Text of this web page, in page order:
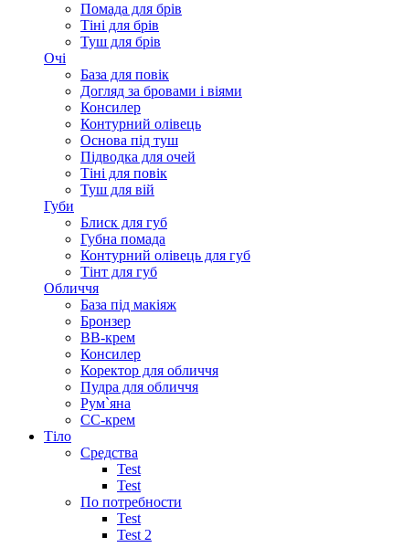
Помада для брів
Тіні для брів
Туш для брів
Очі
База для повік
Догляд за бровами і віями
Консилер
Контурний олівець
Основа під туш
Підводка для очей
Тіні для повік
Туш для вій
Губи
Блиск для губ
Губна помада
Контурний олівець для губ
Тінт для губ
Обличчя
База під макіяж
Бронзер
ВВ-крем
Консилер
Коректор для обличчя
Пудра для обличчя
Рум`яна
СС-крем
Тіло
Средства
Test
Test
По потребности
Test
Test 2